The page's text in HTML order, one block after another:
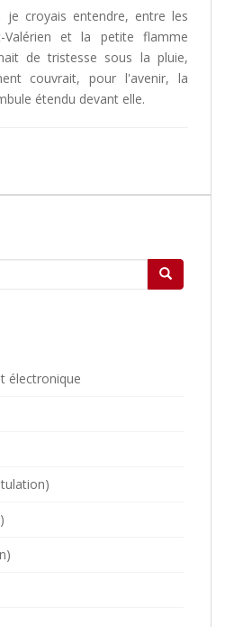
croyais entendre, entre les
et la petite flamme
de tristesse sous la pluie,
couvrait, pour l'avenir, la
étendu devant elle.
électronique